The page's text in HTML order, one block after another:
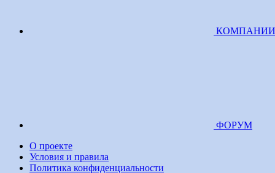
КОМПАНИИ
ФОРУМ
О проекте
Условия и правила
Политика конфиденциальности